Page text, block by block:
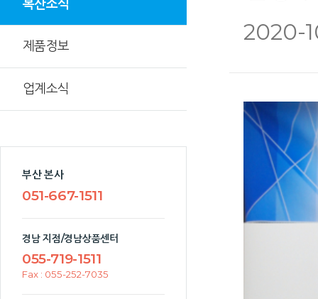
복산소식
제품정보
업계소식
부산 본사
051-667-1511
경남 지점/경남상품센터
055-719-1511
Fax : 055-252-7035
2020-